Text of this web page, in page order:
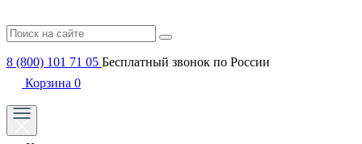
8 (800) 101 71 05 Бесплатный звонок по России
Корзина 0